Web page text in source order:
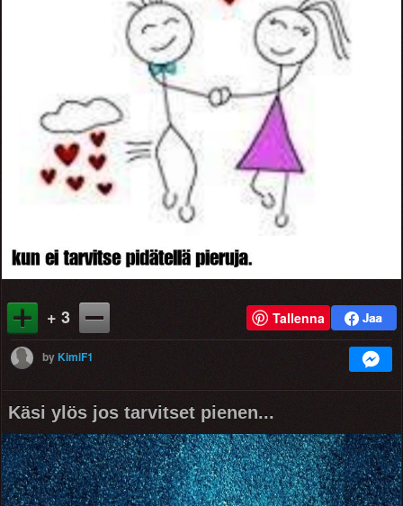
+ 3 Tallenna
byKimiF1
Käsi ylös jos tarvitset pienen...